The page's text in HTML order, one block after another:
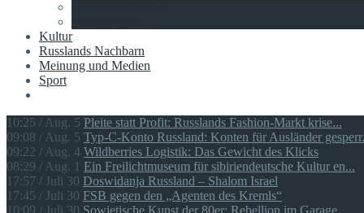
Kultur
Russlands Nachbarn
Meinung und Medien
Sport
10:25 / Aug. 5 Pleite statt Profit: Russlands Fashion-Markt krise...
09:08 / Aug. 5 Typ-C-Konto Russland: Konten für Ausländer
09:22 / Aug. 4 Wildberries Logistik: Das Gewicht des Klicks
08:29 / Aug. 1 Ein Freilichtmuseum für sibiriendeutsche Kultur en...
17:57 / Juli 30 Doswidanja Russland – Shalom Israel
17:45 / Juli 30 FSB gegen den „Agenten des Kremls“
10:09 / Juli 30 Sowjetische Kunst der 80er: Rebellion im Garage